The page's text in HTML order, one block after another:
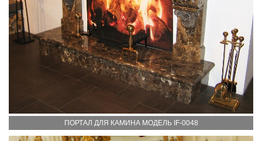
ПОРТАЛ ДЛЯ КАМИНА МОДЕЛЬ IF-0048